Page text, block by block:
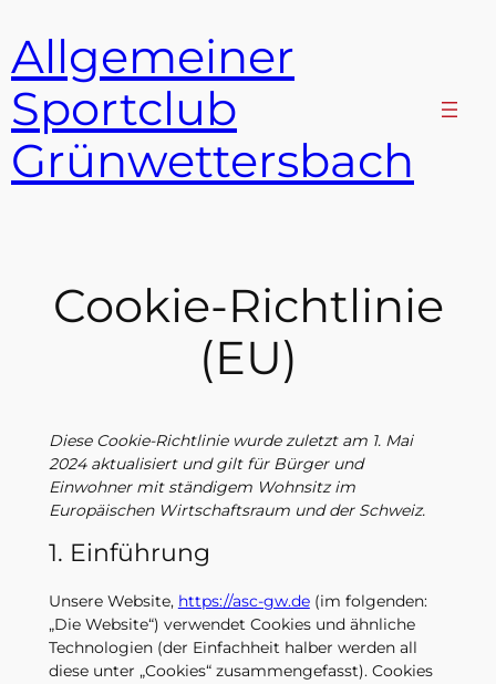
Inhalt
springen
Allgemeiner
Sportclub
Grünwettersbach
Cookie-Richtlinie
(EU)
Diese Cookie-Richtlinie wurde zuletzt am 1. Mai
2024 aktualisiert und gilt für Bürger und
Einwohner mit ständigem Wohnsitz im
Europäischen Wirtschaftsraum und der Schweiz.
1. Einführung
Unsere Website, https://asc-gw.de(im folgenden:
„Die Website“) verwendet Cookies und ähnliche
Technologien (der Einfachheit halber werden all
diese unter „Cookies“ zusammengefasst). Cookies